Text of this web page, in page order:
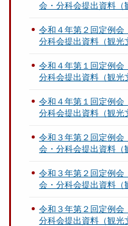
会・分科会提出資料（
令和４年第２回定例
分科会提出資料（観光
令和４年第１回定例
分科会提出資料（観光
令和４年第１回定例
分科会提出資料（観光
令和３年第２回定例
会・分科会提出資料（
令和３年第２回定例
会・分科会提出資料（
令和３年第２回定例
分科会提出資料（観光